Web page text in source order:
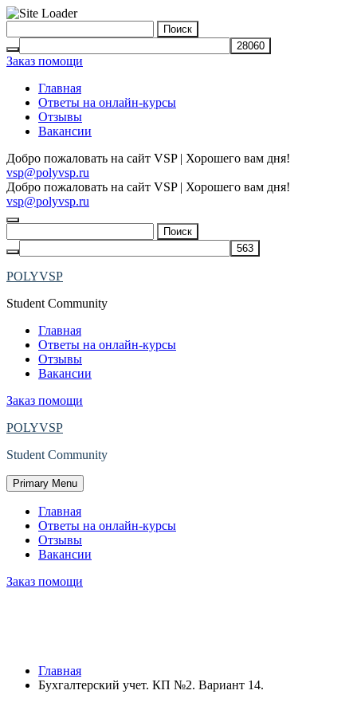
to
content
Заказ помощи
Главная
Ответы на онлайн-курсы
Отзывы
Вакансии
Добро пожаловать на сайт VSP | Хорошего вам дня!
vsp@polyvsp.ru
Добро пожаловать на сайт VSP | Хорошего вам дня!
vsp@polyvsp.ru
POLYVSP
Student Community
Главная
Ответы на онлайн-курсы
Отзывы
Вакансии
Заказ помощи
POLYVSP
Student Community
Primary Menu
Главная
Ответы на онлайн-курсы
Отзывы
Вакансии
Заказ помощи
Главная
Бухгалтерский учет. КП №2. Вариант 14.